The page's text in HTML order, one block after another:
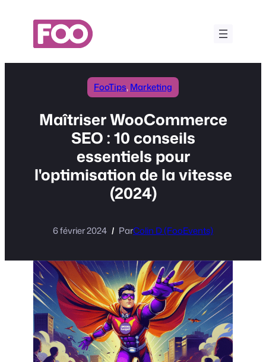
FooTips, Marketing
Maîtriser WooCommerce
SEO : 10 conseils
essentiels pour
l'optimisation de la vitesse
(2024)
6 février 2024 ParColin D (FooEvents)